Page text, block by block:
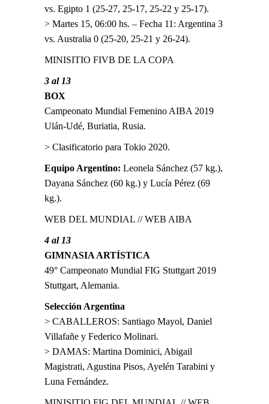
vs. Egipto 1 (25-27, 25-17, 25-22 y 25-17).
> Martes 15, 06:00 hs. – Fecha 11: Argentina 3
vs. Australia 0 (25-20, 25-21 y 26-24).
MINISITIO FIVB DE LA COPA
3 al 13
BOX
Campeonato Mundial Femenino AIBA 2019
Ulán-Udé, Buriatia, Rusia.
> Clasificatorio para Tokio 2020.
Equipo Argentino: Leonela Sánchez (57 kg.),
Dayana Sánchez (60 kg.) y Lucía Pérez (69
kg.).
WEB DEL MUNDIAL //WEB AIBA
4 al 13
GIMNASIA ARTÍSTICA
49° Campeonato Mundial FIG Stuttgart 2019
Stuttgart, Alemania.
Selección Argentina
> CABALLEROS: Santiago Mayol, Daniel
Villafañe y Federico Molinari.
> DAMAS: Martina Dominici, Abigail
Magistrati, Agustina Pisos, Ayelén Tarabini y
Luna Fernández.